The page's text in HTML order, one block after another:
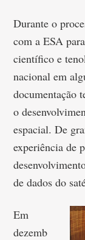
Durante o
com a ESA
científico e
nacional em
documentação
o
espacial. De
experiência de
de dados do
Em
dezemb